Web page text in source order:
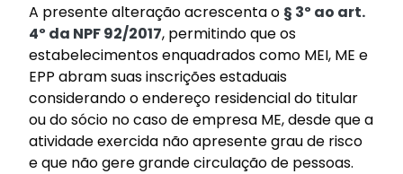
A presente alteração acrescenta o § 3º ao art.
4º da NPF 92/2017, permitindo que os
estabelecimentos enquadrados como MEI, ME e
EPP abram suas inscrições estaduais
considerando o endereço residencial do titular
ou do sócio no caso de empresa ME, desde que a
atividade exercida não apresente grau de risco
e que não gere grande circulação de pessoas.